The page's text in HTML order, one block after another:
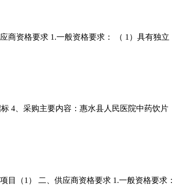
商资格要求 1.一般资格要求： （ 1）具有独立
4、采购主要内容：惠水县人民医院中药饮片
目（1） 二、供应商资格要求 1.一般资格要求：